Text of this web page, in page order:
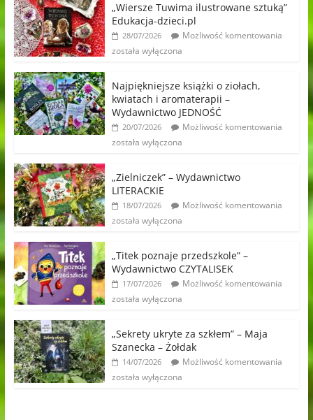
„Wiersze Tuwima ilustrowane sztuką”
Edukacja-dzieci.pl
28/07/2026
Możliwość komentowania
została wyłączona
Najpiękniejsze książki o ziołach,
kwiatach i aromaterapii –
Wydawnictwo JEDNOŚĆ
20/07/2026
Możliwość komentowania
została wyłączona
„Zielniczek” – Wydawnictwo
LITERACKIE
18/07/2026
Możliwość komentowania
została wyłączona
„Titek poznaje przedszkole” –
Wydawnictwo CZYTALISEK
17/07/2026
Możliwość komentowania
została wyłączona
„Sekrety ukryte za szkłem” – Maja
Szanecka – Żołdak
14/07/2026
Możliwość komentowania
została wyłączona